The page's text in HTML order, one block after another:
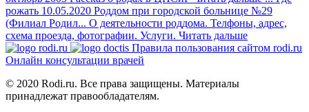
рожать 10.05.2020 Роддом при городской больнице №29
(Филиал Родил... О деятельности роддома. Телфоны, адрес,
схема проезда, фотографии. Услуги. Читать дальше
Правила пользования сайтом rodi.ru
Онлайн консультации врачей
© 2020 Rodi.ru. Все права защищены. Материалы
принадлежат правообладателям.